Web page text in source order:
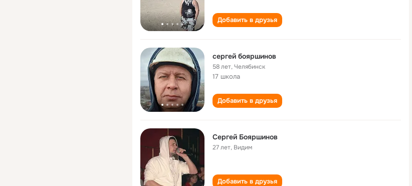
Добавить в друзья
сергей бояршинов
58 лет,Челябинск
17 школа
Добавить в друзья
Сергей Бояршинов
27 лет, Видим
Добавить в друзья